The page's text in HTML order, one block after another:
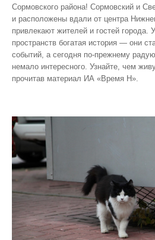
Сормовского района! Сормовский и
и расположены вдали от центра
привлекают жителей и гостей города.
пространств богатая история — они
событий, а сегодня по‑прежнему
немало интересного. Узнайте, чем
прочитав материал ИА «Время Н».